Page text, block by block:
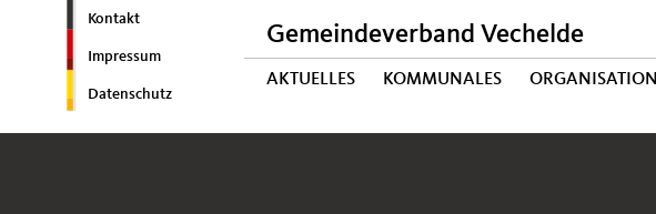
Kontakt
Impressum
Datenschutz
Gemeindeverband Vechelde
AKTUELLES KOMMUNALES ORGANISATION